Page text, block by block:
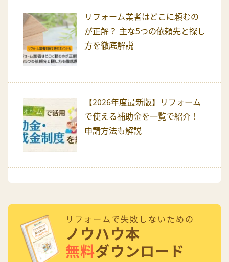
リフォーム業者はどこに頼むの
が正解？ 主な5つの依頼先と探し
方を徹底解説
【2026年度最新版】リフォーム
で使える補助金を一覧で紹介！
申請方法も解説
リフォームで失敗しないための
ノウハウ本
無料ダウンロード